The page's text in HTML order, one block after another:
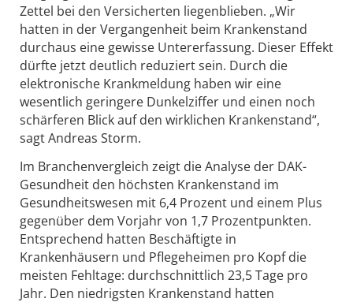
Zettel bei den Versicherten liegenblieben. „Wir
hatten in der Vergangenheit beim Krankenstand
durchaus eine gewisse Untererfassung. Dieser Effekt
dürfte jetzt deutlich reduziert sein. Durch die
elektronische Krankmeldung haben wir eine
wesentlich geringere Dunkelziffer und einen noch
schärferen Blick auf den wirklichen Krankenstand“,
sagt Andreas Storm.
Im Branchenvergleich zeigt die Analyse der DAK-
Gesundheit den höchsten Krankenstand im
Gesundheitswesen mit 6,4 Prozent und einem Plus
gegenüber dem Vorjahr von 1,7 Prozentpunkten.
Entsprechend hatten Beschäftigte in
Krankenhäusern und Pflegeheimen pro Kopf die
meisten Fehltage: durchschnittlich 23,5 Tage pro
Jahr. Den niedrigsten Krankenstand hatten